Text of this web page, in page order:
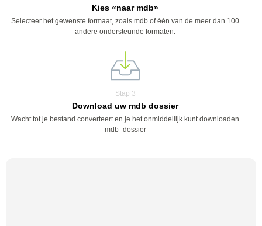
Kies «naar mdb»
Selecteer het gewenste formaat, zoals mdb of één van de meer dan 100
andere ondersteunde formaten.
Stap 3
Download uw mdb dossier
Wacht tot je bestand converteert en je het onmiddellijk kunt downloaden
mdb -dossier